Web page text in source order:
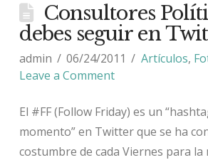
Consultores
debes seguir en
admin 06/24/2011 Artículos,
Leave a Comment
El #FF (Follow Friday) es un
momento” en Twitter que se ha
costumbre de cada Viernes para la